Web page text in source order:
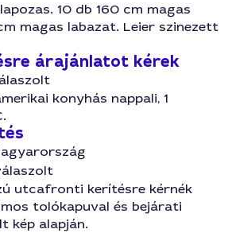
10 db 160 cm magas
magas labazat. Leier szinezett
árajánlatot kérek
konyhás nappali, 1
utcafronti kerítésre kérnék
tolókapuval és bejárati
kép alapján.